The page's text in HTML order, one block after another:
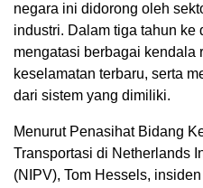
negara ini didorong oleh
industri. Dalam tiga tahun ke
mengatasi berbagai kendala
keselamatan terbaru, serta
dari sistem yang dimiliki.
Menurut Penasihat Bidang
Transportasi di Netherlands
(NIPV), Tom Hessels,